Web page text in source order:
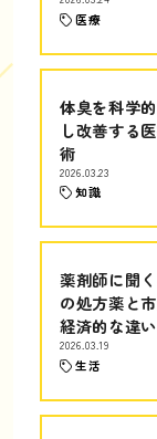
医療
体臭を科学
し改善する
術
2026.03.23
知識
薬剤師に聞
の処方薬と
経済的な違い
2026.03.19
生活